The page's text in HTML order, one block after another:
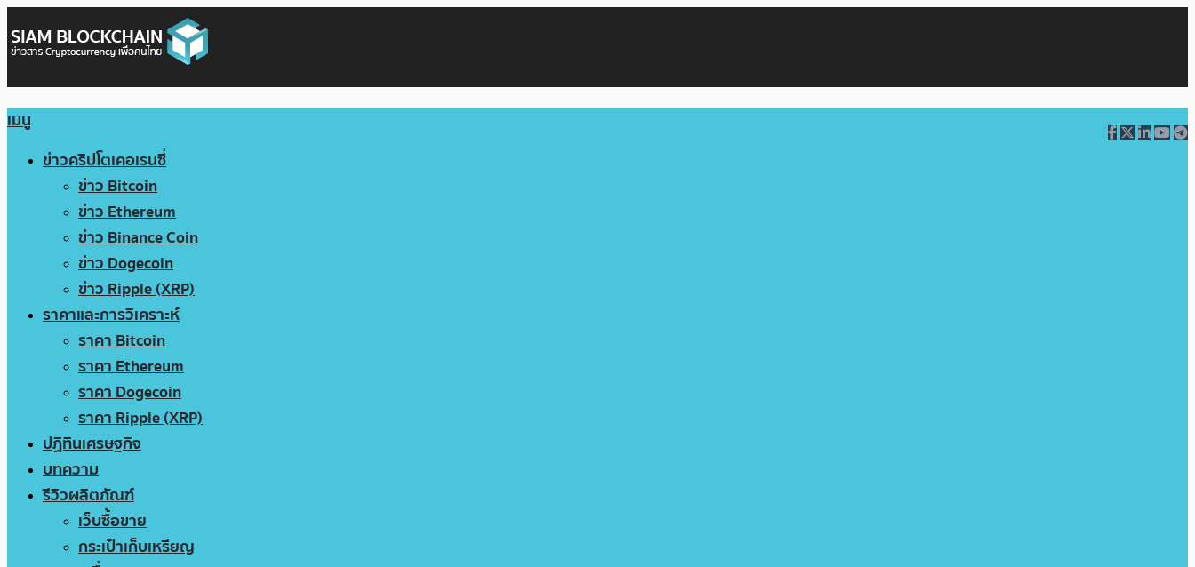
เมนู
ข่าวคริปโตเคอเรนซี่
ข่าว Bitcoin
ข่าว Ethereum
ข่าว Binance Coin
ข่าว Dogecoin
ข่าว Ripple (XRP)
ราคาและการวิเคราะห์
ราคา Bitcoin
ราคา Ethereum
ราคา Dogecoin
ราคา Ripple (XRP)
ปฏิทินเศรษฐกิจ
บทความ
รีวิวผลิตภัณฑ์
เว็บซื้อขาย
กระเป๋าเก็บเหรียญ